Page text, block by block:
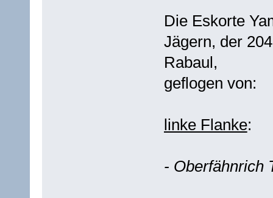
Die Eskorte
Jägern, der
Rabaul,
geflogen von:
linke Flanke:
- Oberfähnrich